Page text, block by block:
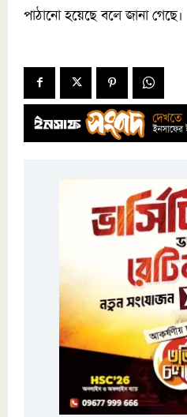
পাঠানো হয়েছে বলে জানা গেছে।